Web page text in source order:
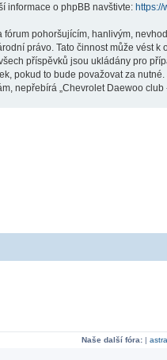
informace o phpBB navštivte: https://
pohoršujícím, hanlivým,
právo. Tato činnost může vést
příspěvků jsou ukládány pro
pokud to bude považovat za
nepřebírá „Chevrolet Daewoo
Naše další fóra:|